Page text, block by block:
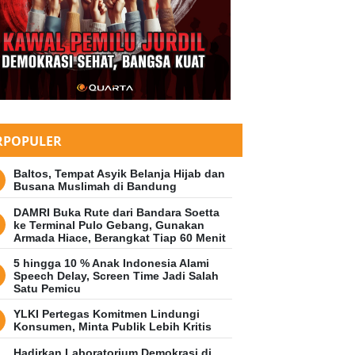
Baltos, Tempat Asyik Belanja Hijab dan
Busana Muslimah di Bandung
DAMRI Buka Rute dari Bandara Soetta
ke Terminal Pulo Gebang, Gunakan
Armada Hiace, Berangkat Tiap 60 Menit
5 hingga 10 % Anak Indonesia Alami
Speech Delay, Screen Time Jadi Salah
Satu Pemicu
YLKI Pertegas Komitmen Lindungi
Konsumen, Minta Publik Lebih Kritis